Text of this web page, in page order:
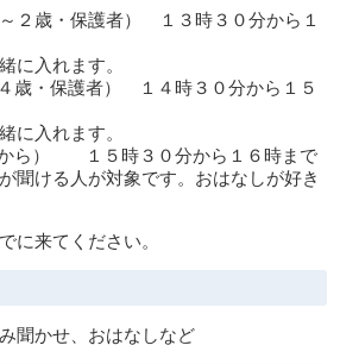
２歳・保護者） １３時３０分から１
に入れます。
歳・保護者） １４時３０分から１５
に入れます。
ら） １５時３０分から１６時まで
聞ける人が対象です。 おはなしが好き
に来てください。
聞かせ、 おはなしなど